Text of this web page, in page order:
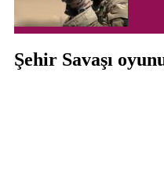
Şehir Savaşı